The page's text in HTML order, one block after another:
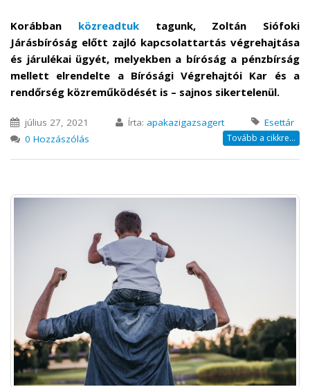
Korábban közreadtuktagunk, Zoltán Siófoki
Járásbíróság előtt zajló kapcsolattartás végrehajtása
és járulékai ügyét, melyekben a bíróság a pénzbírság
mellett elrendelte a Bírósági Végrehajtói Kar és a
rendőrség közreműködését is – sajnos sikertelenül.
július 27, 2021 Írta: apakazigazsagert
Esettár
0 Hozzászólás
Tovább a cikkre...